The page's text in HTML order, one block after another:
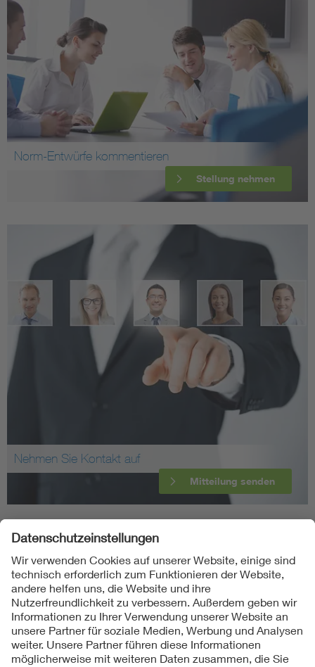
Norm-Entwürfe kommentieren
Stellung nehmen
Nehmen Sie Kontakt auf
Mitteilung senden
Folgen Sie uns